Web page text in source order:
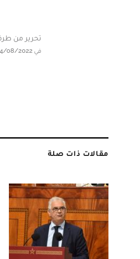
تحرير من
في 24/08/2022 على الساعة 14:00
مقالات ذات صلة